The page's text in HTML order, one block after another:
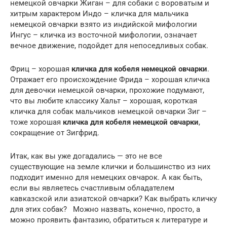
немецкой овчарки Жиган – для собаки с вороватым и
хитрым характером Индо – кличка для мальчика
немецкой овчарки взято из индийской мифологии
Ингус – кличка из восточной мифологии, означает
вечное движение, подойдет для непоседливых собак.
Фриц – хорошая кличка для кобеля немецкой овчарки.
Отражает его происхождение Фрида – хорошая кличка
для девочки немецкой овчарки, прохожие подумают,
что вы любите классику Хальт – хорошая, короткая
кличка для собак мальчиков немецкой овчарки Зиг –
тоже хорошая кличка для кобеля немецкой овчарки,
сокращение от Зигфрид.
Итак, как вы уже догадались — это не все
существующие на земле клички и большинство из них
подходит именно для немецких овчарок. А как быть,
если вы являетесь счастливым обладателем
кавказской или азиатской овчарки? Как выбрать кличку
для этих собак? Можно назвать, конечно, просто, а
можно проявить фантазию, обратиться к литературе и